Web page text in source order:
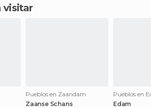
visitar
Pueblos en Zaandam
Zaanse Schans
Pueblos en
Edam